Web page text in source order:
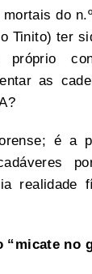
do
Tinito) ter
as
é a
realidade
“micate no